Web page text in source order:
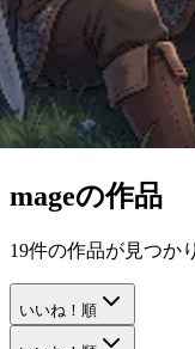
mageの作品
19件の作品が見つか
いいね！順